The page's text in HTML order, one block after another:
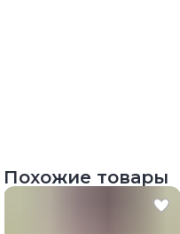
Похожие товары